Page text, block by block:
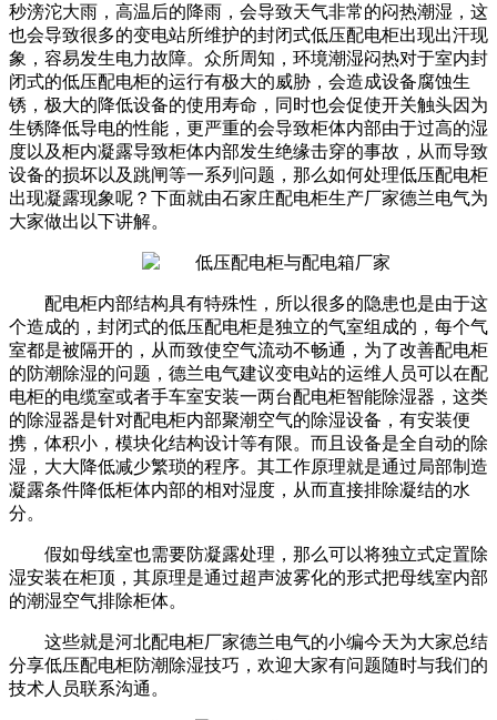
秒滂沱大雨，高温后的降雨，会导致天气非常的闷热潮湿，这
也会导致很多的变电站所维护的封闭式低压配电柜出现出汗现
象，容易发生电力故障。众所周知，环境潮湿闷热对于室内封
闭式的低压配电柜的运行有极大的威胁，会造成设备腐蚀生
锈，极大的降低设备的使用寿命，同时也会促使开关触头因为
生锈降低导电的性能，更严重的会导致柜体内部由于过高的湿
度以及柜内凝露导致柜体内部发生绝缘击穿的事故，从而导致
设备的损坏以及跳闸等一系列问题，那么如何处理低压配电柜
出现凝露现象呢？下面就由石家庄配电柜生产厂家德兰电气为
大家做出以下讲解。
配电柜内部结构具有特殊性，所以很多的隐患也是由于这
个造成的，封闭式的低压配电柜是独立的气室组成的，每个气
室都是被隔开的，从而致使空气流动不畅通，为了改善配电柜
的防潮除湿的问题，德兰电气建议变电站的运维人员可以在配
电柜的电缆室或者手车室安装一两台配电柜智能除湿器，这类
的除湿器是针对配电柜内部聚潮空气的除湿设备，有安装便
携，体积小，模块化结构设计等有限。而且设备是全自动的除
湿，大大降低减少繁琐的程序。其工作原理就是通过局部制造
凝露条件降低柜体内部的相对湿度，从而直接排除凝结的水
分。
假如母线室也需要防凝露处理，那么可以将独立式定置除
湿安装在柜顶，其原理是通过超声波雾化的形式把母线室内部
的潮湿空气排除柜体。
这些就是河北配电柜厂家德兰电气的小编今天为大家总结
分享低压配电柜防潮除湿技巧，欢迎大家有问题随时与我们的
技术人员联系沟通。